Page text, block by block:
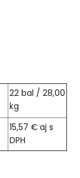
22 bal / 28,00
kg
15,57 € aj s
DPH